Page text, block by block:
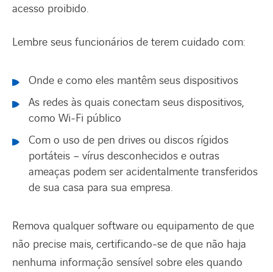
acesso proibido.
Lembre seus funcionários de terem cuidado com:
Onde e como eles mantêm seus dispositivos
As redes às quais conectam seus dispositivos,
como Wi-Fi público
Com o uso de pen drives ou discos rígidos
portáteis – vírus desconhecidos e outras
ameaças podem ser acidentalmente transferidos
de sua casa para sua empresa.
Remova qualquer software ou equipamento de que
não precise mais, certificando-se de que não haja
nenhuma informação sensível sobre eles quando